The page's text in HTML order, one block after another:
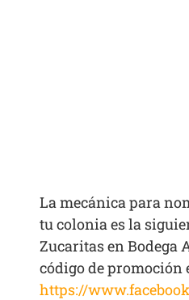
La mecánica para
tu colonia es la
Zucaritas en Bodega
código de promoción
https://